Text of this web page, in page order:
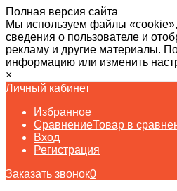
Полная версия сайта
Мы используем файлы
сведения о пользователе и
рекламу и другие материалы.
информацию или изменить
×
Личный кабинет
Избранное
СравнениеТовар в
Вход
Регистрация
Заказать звонок0